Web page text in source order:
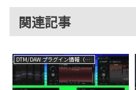
関連記事
DTM/DAW プラグイン情報（VST AU AAX）